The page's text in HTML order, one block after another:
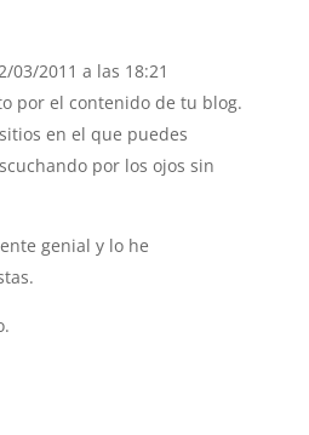
03/2011 a las 18:21
por el contenido de tu blog.
en el que puedes
por los ojos sin
genial y lo he